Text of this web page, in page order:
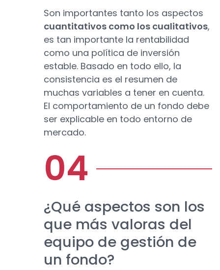
Son importantes tanto los aspectos
cuantitativos como los cualitativos,
es tan importante la rentabilidad
como una política de inversión
estable. Basado en todo ello, la
consistencia es el resumen de
muchas variables a tener en cuenta.
El comportamiento de un fondo debe
ser explicable en todo entorno de
mercado.
¿Qué aspectos son los
que más valoras del
equipo de gestión de
un fondo?